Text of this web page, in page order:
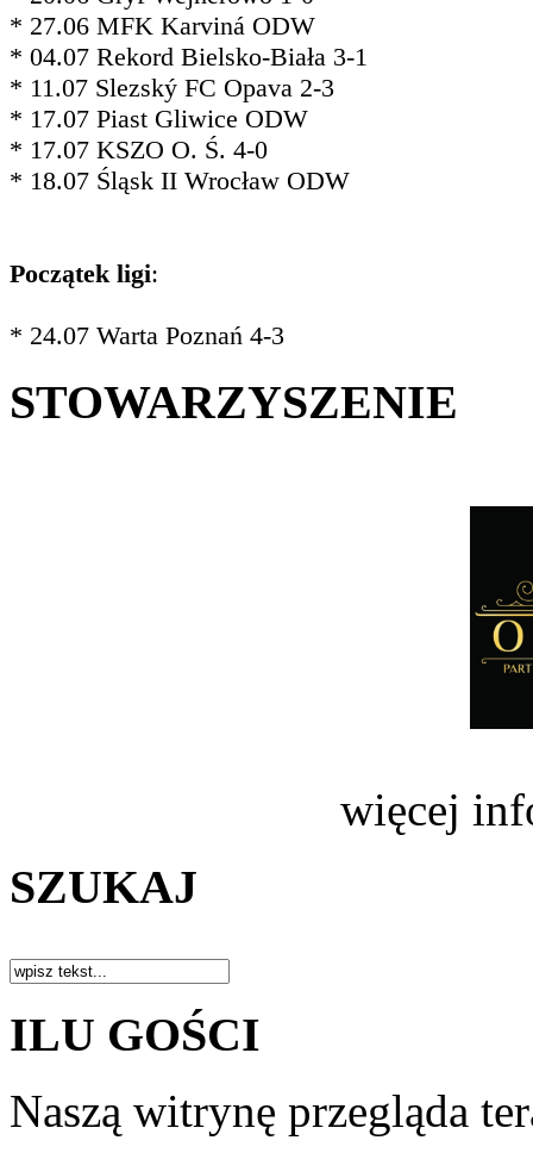
* 27.06 MFK Karviná ODW
* 04.07 Rekord Bielsko-Biała 3-1
* 11.07 Slezský FC Opava 2-3
* 17.07 Piast Gliwice ODW
* 17.07 KSZO O. Ś. 4-0
* 18.07 Śląsk II Wrocław ODW
Początek ligi:
* 24.07 Warta Poznań 4-3
STOWARZYSZENIE
więcej
SZUKAJ
ILU GOŚCI
Naszą witrynę przegląda